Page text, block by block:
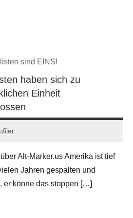
sind EINS!
haben sich zu
Einheit
Alt-Marker.us Amerika ist tief
Jahren gespalten und
er könne das stoppen […]